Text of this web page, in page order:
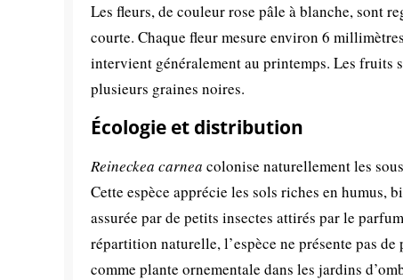
Les fleurs, de couleur rose pâle à blanche, sont
courte. Chaque fleur mesure environ 6
intervient généralement au printemps. Les fruits
plusieurs graines noires.
Écologie et distribution
Reineckea carnea colonise naturellement les
Cette espèce apprécie les sols riches en humus,
assurée par de petits insectes attirés par le
répartition naturelle, l’espèce ne présente pas
comme plante ornementale dans les jardins